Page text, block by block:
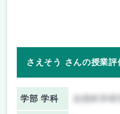
さえそう さんの授業評
学部 学科 自然科学